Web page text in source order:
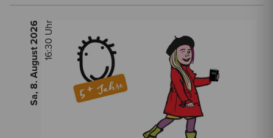
Sa, 8. August
2026 16:30 Uhr